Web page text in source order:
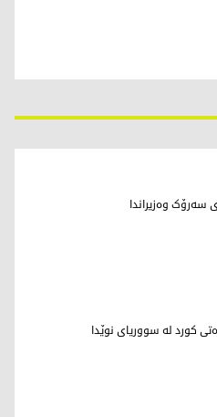
سەرۆک وەزیراندا
کورد لە سووریای نوێدا